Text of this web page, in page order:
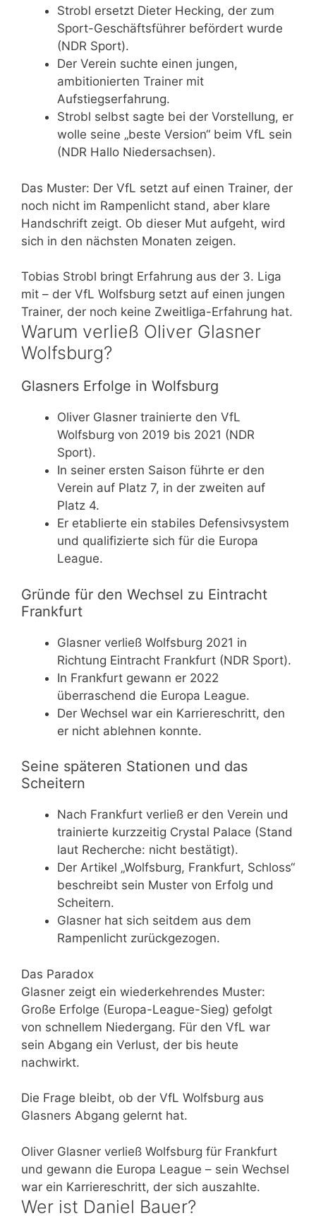
Strobl ersetzt Dieter Hecking, der zum
Sport-Geschäftsführer befördert wurde
(NDR Sport).
Der Verein suchte einen jungen,
ambitionierten Trainer mit
Aufstiegserfahrung.
Strobl selbst sagte bei der Vorstellung, er
wolle seine „beste Version“ beim VfL sein
(NDR Hallo Niedersachsen).
Das Muster: Der VfL setzt auf einen Trainer, der
noch nicht im Rampenlicht stand, aber klare
Handschrift zeigt. Ob dieser Mut aufgeht, wird
sich in den nächsten Monaten zeigen.
Tobias Strobl bringt Erfahrung aus der 3. Liga
mit – der VfL Wolfsburg setzt auf einen jungen
Trainer, der noch keine Zweitliga-Erfahrung hat.
Warum verließ Oliver Glasner
Wolfsburg?
Glasners Erfolge in Wolfsburg
Oliver Glasner trainierte den VfL
Wolfsburg von 2019 bis 2021 (NDR
Sport).
In seiner ersten Saison führte er den
Verein auf Platz 7, in der zweiten auf
Platz 4.
Er etablierte ein stabiles Defensivsystem
und qualifizierte sich für die Europa
League.
Gründe für den Wechsel zu Eintracht
Frankfurt
Glasner verließ Wolfsburg 2021 in
Richtung Eintracht Frankfurt (NDR Sport).
In Frankfurt gewann er 2022
überraschend die Europa League.
Der Wechsel war ein Karriereschritt, den
er nicht ablehnen konnte.
Seine späteren Stationen und das
Scheitern
Nach Frankfurt verließ er den Verein und
trainierte kurzzeitig Crystal Palace (Stand
laut Recherche: nicht bestätigt).
Der Artikel „Wolfsburg, Frankfurt, Schloss“
beschreibt sein Muster von Erfolg und
Scheitern.
Glasner hat sich seitdem aus dem
Rampenlicht zurückgezogen.
Das Paradox
Glasner zeigt ein wiederkehrendes Muster:
Große Erfolge (Europa-League-Sieg) gefolgt
von schnellem Niedergang. Für den VfL war
sein Abgang ein Verlust, der bis heute
nachwirkt.
Die Frage bleibt, ob der VfL Wolfsburg aus
Glasners Abgang gelernt hat.
Oliver Glasner verließ Wolfsburg für Frankfurt
und gewann die Europa League – sein Wechsel
war ein Karriereschritt, der sich auszahlte.
Wer ist Daniel Bauer?